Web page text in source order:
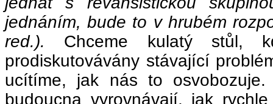
jednáním, bude to v hrubém
red.). Chceme kulatý stůl,
prodiskutovávány stávající
ucítíme, jak nás to
budoucna vyrovnávají, jak